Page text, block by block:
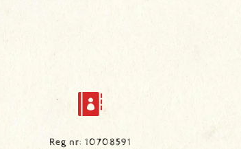
Reg nr: 10708591